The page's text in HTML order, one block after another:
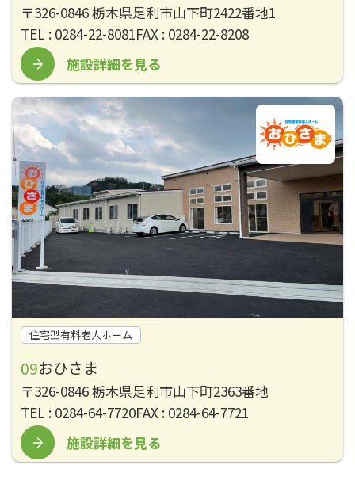
〒326-0846 栃木県足利市山下町2422番地1
TEL : 0284-22-8081FAX : 0284-22-8208
施設詳細を見る
住宅型有料老人ホーム
おひさま
〒326-0846 栃木県足利市山下町2363番地
TEL : 0284-64-7720FAX : 0284-64-7721
施設詳細を見る